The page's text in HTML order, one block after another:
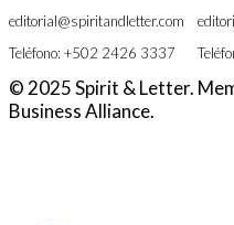
editorial@spiritandletter.com
Teléfono: +502 2426 3337
© 2025 Spirit & Letter.
Business Alliance.